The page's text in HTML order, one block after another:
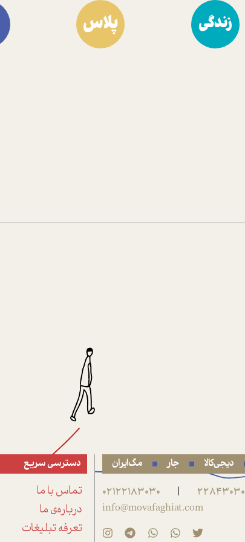
زندگی پلاس
دیجی‌کالا جار مگ‌ایران
22843030
|
02122183030
info@movafaghiat.com
دسترسی سریع
تماس با ما
درباره‌ی ما
تعرفه تبلیغات